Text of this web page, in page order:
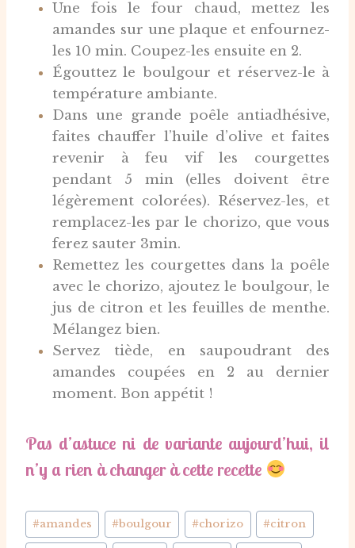
Une fois le four chaud, mettez les
amandes sur une plaque et enfournez-
les 10 min. Coupez-les ensuite en 2.
Égouttez le boulgour et réservez-le à
température ambiante.
Dans une grande poêle antiadhésive,
faites chauffer l’huile d’olive et faites
revenir à feu vif les courgettes
pendant 5 min (elles doivent être
légèrement colorées). Réservez-les, et
remplacez-les par le chorizo, que vous
ferez sauter 3min.
Remettez les courgettes dans la poêle
avec le chorizo, ajoutez le boulgour, le
jus de citron et les feuilles de menthe.
Mélangez bien.
Servez tiède, en saupoudrant des
amandes coupées en 2 au dernier
moment. Bon appétit !
Pas d’astuce ni de variante aujourd’hui, il
n’y a rien à changer à cette recette
Étiquettes
de
#amandes #boulgour #chorizo #citron